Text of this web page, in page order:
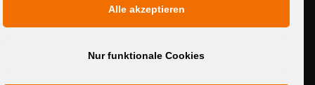
MEDIADATEN
Alle akzeptieren
Nur funktionale Cookies